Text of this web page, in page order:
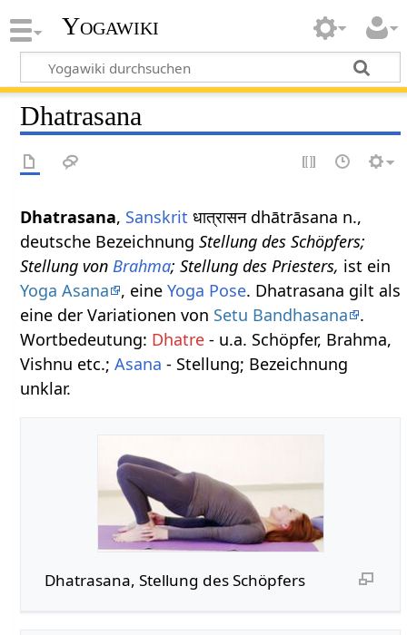
Yogawiki
Dhatrasana
Dhatrasana, Sanskrit धात्रासन dhātrāsana n.,
deutsche BezeichnungStellung des Schöpfers;
Stellung vonBrahma; Stellung des Priesters, ist ein
Yoga Asana
, eineYoga Pose. Dhatrasana gilt als
eine der Variationen von Setu Bandhasana
.
Wortbedeutung: Dhatre - u.a. Schöpfer, Brahma,
Vishnu etc.;Asana - Stellung; Bezeichnung
unklar.
Dhatrasana, Stellung des Schöpfers